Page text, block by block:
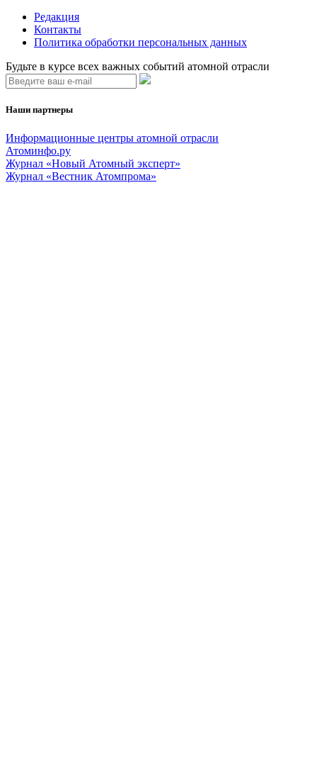
Редакция
Контакты
Политика обработки персональных данных
Будьте в курсе всех важных событий атомной отрасли
Наши партнеры
Информационные центры атомной отрасли
Атоминфо.ру
Журнал «Новый Атомный эксперт»
Журнал «Вестник Атомпрома»